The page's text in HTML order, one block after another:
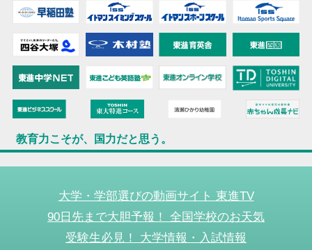
教育力こそが、国力だと思う。
大学・学部選びの動画サイト 東進TV
90日先まで大胆予報！ 全国学校のお天気
受験生必見！ 大学情報・入試情報